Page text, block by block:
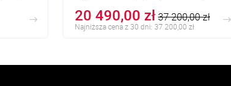
20 490,00 zł37 200,00 zł
Najniższa cena z 30 dni: 37 200,00 zł